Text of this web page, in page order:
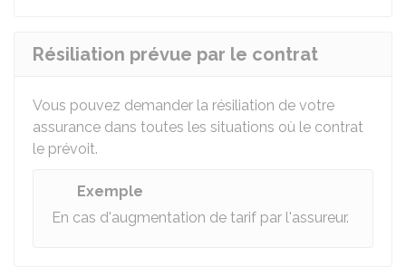
Résiliation prévue par le contrat
Vous pouvez demander la résiliation de votre
assurance dans toutes les situations où le contrat
le prévoit.
Exemple
En cas d'augmentation de tarif par l'assureur.